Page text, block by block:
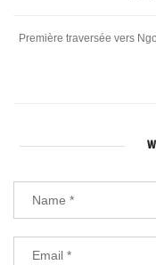
Première traversée vers